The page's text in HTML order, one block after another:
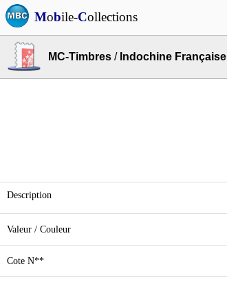
Mobile-Collections
MC-Timbres / Indochine Française
Description
Valeur / Couleur
Cote N**